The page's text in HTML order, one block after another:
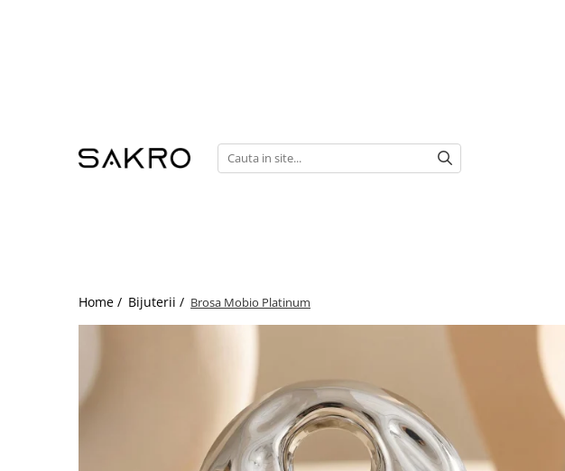
Pandantive
Home / Bijuterii / Brosa Mobio Platinum